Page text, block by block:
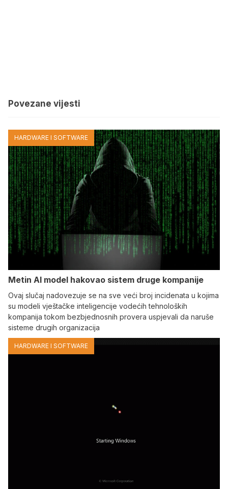
Povezane vijesti
HARDWARE I SOFTWARE
Metin AI model hakovao sistem druge kompanije
Ovaj slučaj nadovezuje se na sve veći broj incidenata u kojima
su modeli vještačke inteligencije vodećih tehnoloških
kompanija tokom bezbjednosnih provera uspjevali da naruše
sisteme drugih organizacija
HARDWARE I SOFTWARE